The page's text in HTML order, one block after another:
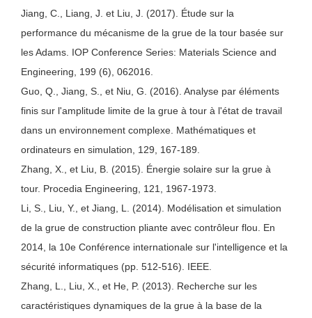
Jiang, C., Liang, J. et Liu, J. (2017). Étude sur la
performance du mécanisme de la grue de la tour basée sur
les Adams. IOP Conference Series: Materials Science and
Engineering, 199 (6), 062016.
Guo, Q., Jiang, S., et Niu, G. (2016). Analyse par éléments
finis sur l'amplitude limite de la grue à tour à l'état de travail
dans un environnement complexe. Mathématiques et
ordinateurs en simulation, 129, 167-189.
Zhang, X., et Liu, B. (2015). Énergie solaire sur la grue à
tour. Procedia Engineering, 121, 1967-1973.
Li, S., Liu, Y., et Jiang, L. (2014). Modélisation et simulation
de la grue de construction pliante avec contrôleur flou. En
2014, la 10e Conférence internationale sur l'intelligence et la
sécurité informatiques (pp. 512-516). IEEE.
Zhang, L., Liu, X., et He, P. (2013). Recherche sur les
caractéristiques dynamiques de la grue à la base de la